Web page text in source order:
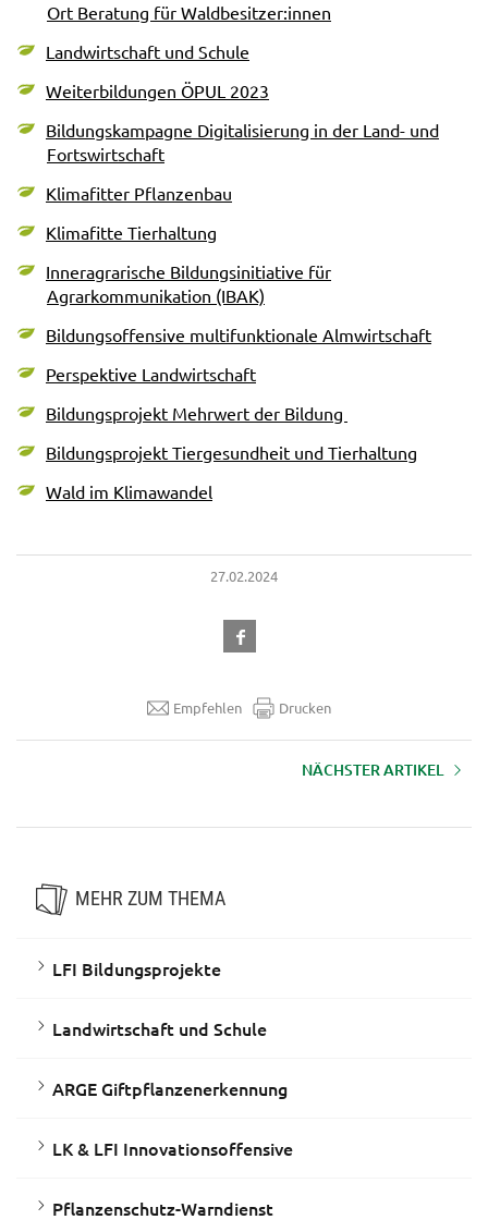
Ort Beratung für Waldbesitzer:innen
Landwirtschaft und Schule
Weiterbildungen ÖPUL 2023
Bildungskampagne Digitalisierung in der Land- und
Fortswirtschaft
Klimafitter Pflanzenbau
Klimafitte Tierhaltung
Inneragrarische Bildungsinitiative für
Agrarkommunikation (IBAK)
Bildungsoffensive multifunktionale Almwirtschaft
Perspektive Landwirtschaft
Bildungsprojekt Mehrwert der Bildung
Bildungsprojekt Tiergesundheit und Tierhaltung
Wald im Klimawandel
27.02.2024
Empfehlen Drucken
NÄCHSTER ARTIKEL
MEHR ZUM THEMA
LFI Bildungsprojekte
Landwirtschaft und Schule
ARGE Giftpflanzenerkennung
LK & LFI Innovationsoffensive
Pflanzenschutz-Warndienst